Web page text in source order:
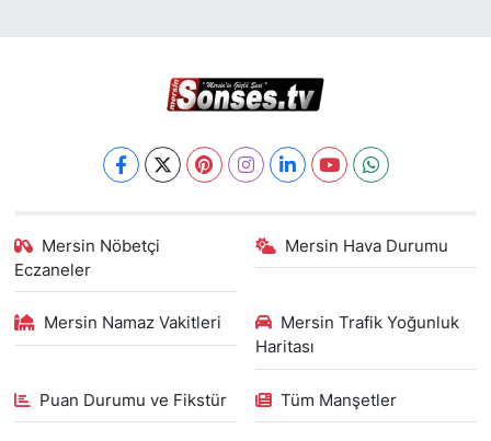
Mersin Nöbetçi
Eczaneler
Mersin Hava Durumu
Mersin Namaz Vakitleri
Mersin Trafik Yoğunluk
Haritası
Puan Durumu ve Fikstür Tüm Manşetler